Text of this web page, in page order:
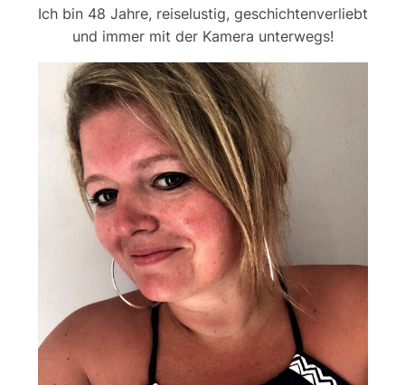
Ich bin 48 Jahre, reiselustig, geschichtenverliebt
und immer mit der Kamera unterwegs!